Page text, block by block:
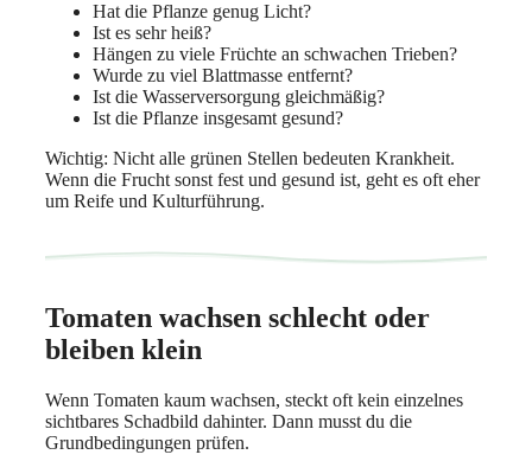
Hat die Pflanze genug Licht?
Ist es sehr heiß?
Hängen zu viele Früchte an schwachen Trieben?
Wurde zu viel Blattmasse entfernt?
Ist die Wasserversorgung gleichmäßig?
Ist die Pflanze insgesamt gesund?
Wichtig: Nicht alle grünen Stellen bedeuten Krankheit.
Wenn die Frucht sonst fest und gesund ist, geht es oft eher
um Reife und Kulturführung.
Tomaten wachsen schlecht oder
bleiben klein
Wenn Tomaten kaum wachsen, steckt oft kein einzelnes
sichtbares Schadbild dahinter. Dann musst du die
Grundbedingungen prüfen.